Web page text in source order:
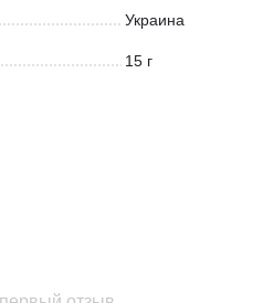
Украина
15 г